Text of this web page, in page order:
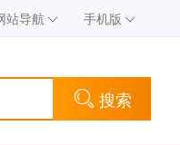
站导航 手机版
搜索